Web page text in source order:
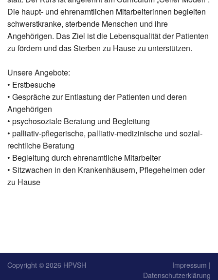
Die haupt- und ehrenamtlichen Mitarbeiterinnen begleiten
schwerstkranke, sterbende Menschen und ihre
Angehörigen. Das Ziel ist die Lebensqualität der Patienten
zu fördern und das Sterben zu Hause zu unterstützen.
Unsere Angebote:
• Erstbesuche
• Gespräche zur Entlastung der Patienten und deren
Angehörigen
• psychosoziale Beratung und Begleitung
• palliativ-pflegerische, palliativ-medizinische und sozial-
rechtliche Beratung
• Begleitung durch ehrenamtliche Mitarbeiter
• Sitzwachen in den Krankenhäusern, Pflegeheimen oder
zu Hause
Copyright © 2026 HPVSH Impressum |
Datenschutzerklärung